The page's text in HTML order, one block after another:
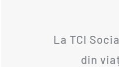
La TCI
din